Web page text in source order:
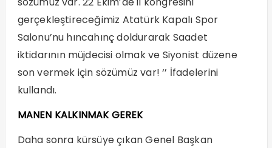
gerçekleştireceğimiz Atatürk Kapalı Spor
Salonu’nu hıncahınç doldurarak Saadet
iktidarının müjdecisi olmak ve Siyonist düzene
son vermek için sözümüz var! ‘’ İfadelerini
kullandı.
MANEN KALKINMAK GEREK
Daha sonra kürsüye çıkan Genel Başkan